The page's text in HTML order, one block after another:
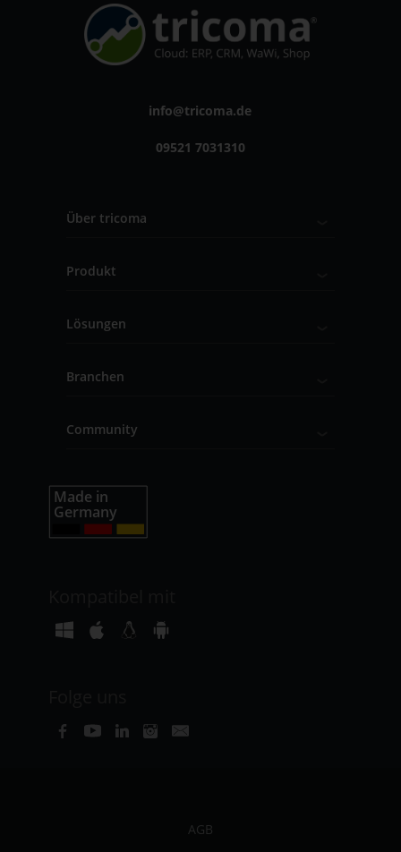
info@tricoma.de
09521 7031310
Über tricoma
Produkt
Lösungen
Branchen
Community
AGB